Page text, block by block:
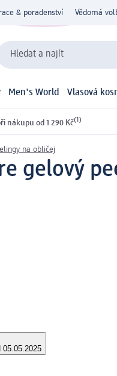
& poradenství Vědomá
Hledat a najít
Men's World Vlasová
nákupu od 1 290 Kč(1)
na obličej
gelový
05.05.2025